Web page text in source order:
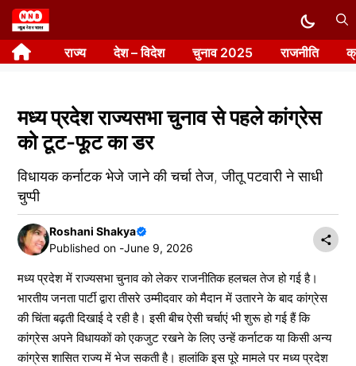
Skip
to
content राज्य देश – विदेश चुनाव 2025 राजनीति
मध्य प्रदेश राज्यसभा चुनाव से पहले कांग्रेस
को टूट-फूट का डर
विधायक कर्नाटक भेजे जाने की चर्चा तेज, जीतू पटवारी ने साधी
चुप्पी
Roshani Shakya
Published on -June 9, 2026
मध्य प्रदेश में राज्यसभा चुनाव को लेकर राजनीतिक हलचल तेज हो गई है।
भारतीय जनता पार्टी द्वारा तीसरे उम्मीदवार को मैदान में उतारने के बाद कांग्रेस
की चिंता बढ़ती दिखाई दे रही है। इसी बीच ऐसी चर्चाएं भी शुरू हो गई हैं कि
कांग्रेस अपने विधायकों को एकजुट रखने के लिए उन्हें कर्नाटक या किसी अन्य
कांग्रेस शासित राज्य में भेज सकती है। हालांकि इस पूरे मामले पर मध्य प्रदेश